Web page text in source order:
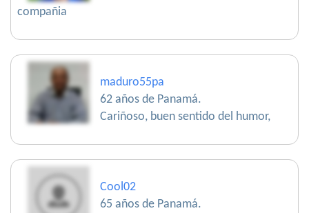
compañia
maduro55pa
62 años de Panamá.
Cariñoso, buen sentido del humor,
Cool02
65 años de Panamá.